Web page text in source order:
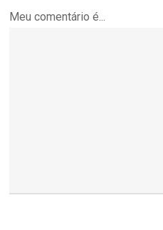
Meu comentário é...